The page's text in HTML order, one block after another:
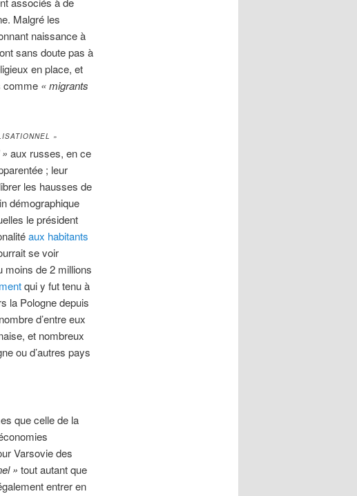
Malgré les
naissance à
sans doute pas à
en place, et
comme «migrants
»
aux russes, en ce
; leur
les hausses de
démographique
le président
aux habitants
se voir
moins de 2 millions
qui y fut tenu à
la Pologne depuis
d’entre eux
et nombreux
ou d’autres pays
que celle de la
Varsovie des
» tout autant que
entrer en